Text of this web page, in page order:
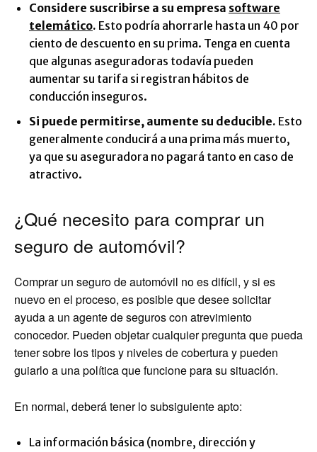
Considere suscribirse a su empresa software
telemático. Esto podría ahorrarle hasta un 40 por
ciento de descuento en su prima. Tenga en cuenta
que algunas aseguradoras todavía pueden
aumentar su tarifa si registran hábitos de
conducción inseguros.
Si puede permitirse, aumente su deducible. Esto
generalmente conducirá a una prima más muerto,
ya que su aseguradora no pagará tanto en caso de
atractivo.
¿Qué necesito para comprar un
seguro de automóvil?
Comprar un seguro de automóvil no es difícil, y si es
nuevo en el proceso, es posible que desee solicitar
ayuda a un agente de seguros con atrevimiento
conocedor. Pueden objetar cualquier pregunta que pueda
tener sobre los tipos y niveles de cobertura y pueden
guiarlo a una política que funcione para su situación.
En normal, deberá tener lo subsiguiente apto:
La información básica (nombre, dirección y